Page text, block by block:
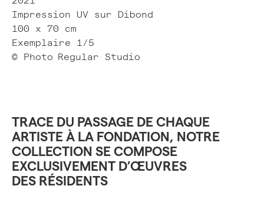
Impression UV sur Dibond
100 x 70 cm
Exemplaire 1/5
© Photo Regular Studio
TRACE DU PASSAGE DE CHAQUE
ARTISTE À LA FONDATION, NOTRE
COLLECTION SE COMPOSE
EXCLUSIVEMENT D’ŒUVRES
DES RÉSIDENTS